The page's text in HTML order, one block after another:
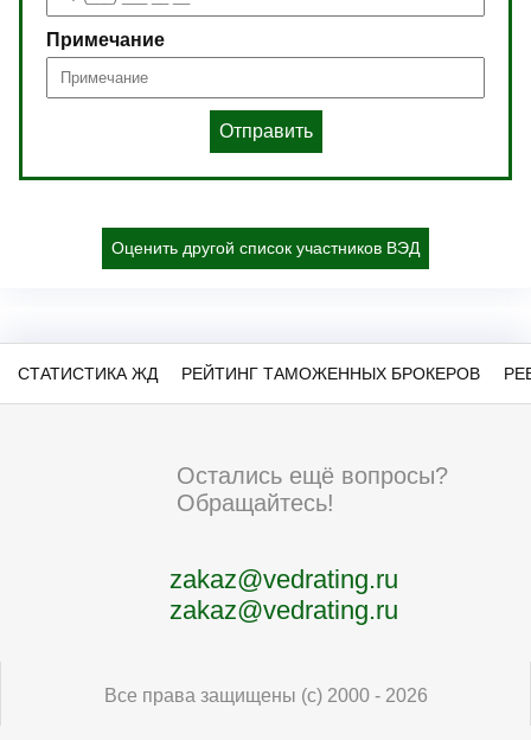
Примечание
Отправить
Оценить другой список участников ВЭД
СТАТИСТИКА ЖД РЕЙТИНГ ТАМОЖЕННЫХ БРОКЕРОВ
Все права защищены (с) 2000 - 2026
Остались ещё вопросы?
Обращайтесь!
zakaz@vedrating.ru
zakaz@vedrating.ru